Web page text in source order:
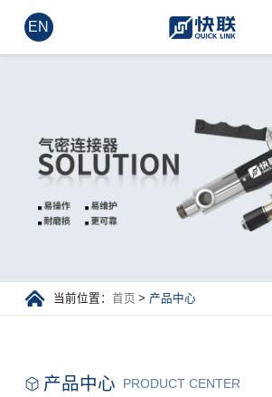
EN
当前位置：首页 > 产品中心
产品中心 PRODUCT CENTER